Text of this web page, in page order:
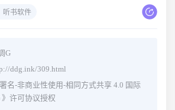
听书软件
G
ddg.ink/309.html
署名-非商业性使用-相同方式共享 4.0 国际
》许可协议授权